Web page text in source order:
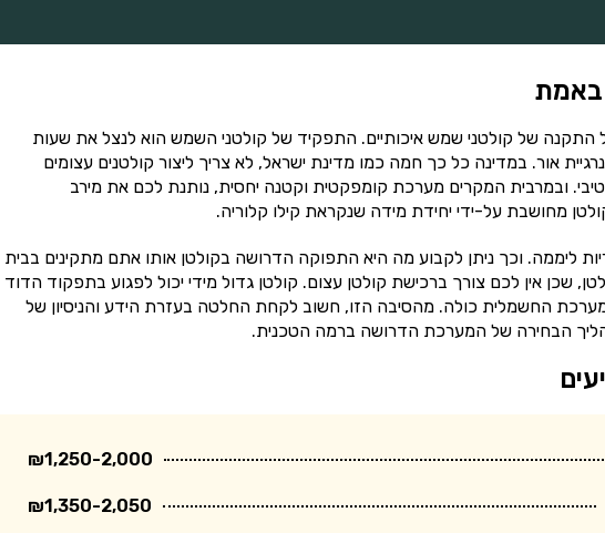
באמת
של קולטני שמש איכותיים. התפקיד של קולטני השמש הוא לנצל את שעות
אור. במדינה כל כך חמה כמו מדינת ישראל, לא צריך ליצור קולטנים עצומים
ובמרבית המקרים מערכת קומפקטית וקטנה יחסית, נותנת לכם את מירב
מחושבת על-ידי יחידת מידה שנקראת קילו קלוריה.
ליממה. וכך ניתן לקבוע מה היא התפוקה הדרושה בקולטן אותו אתם מתקינים בבית
שכן אין לכם צורך ברכישת קולטן עצום. קולטן גדול מידי יכול לפגוע בתפקוד הדוד
החשמלית כולה. מהסיבה הזו, חשוב לקחת החלטה בעזרת הידע והניסיון של
הבחירה של המערכת הדרושה ברמה הטכנית.
₪1,250-2,000
₪1,350-2,050